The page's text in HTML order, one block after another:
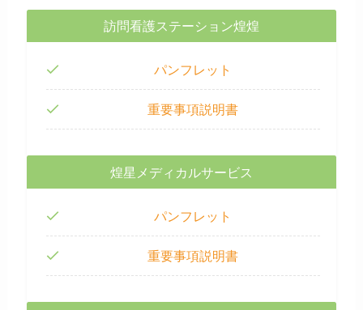
訪問看護ステーション煌煌
パンフレット
重要事項説明書
煌星メディカルサービス
パンフレット
重要事項説明書